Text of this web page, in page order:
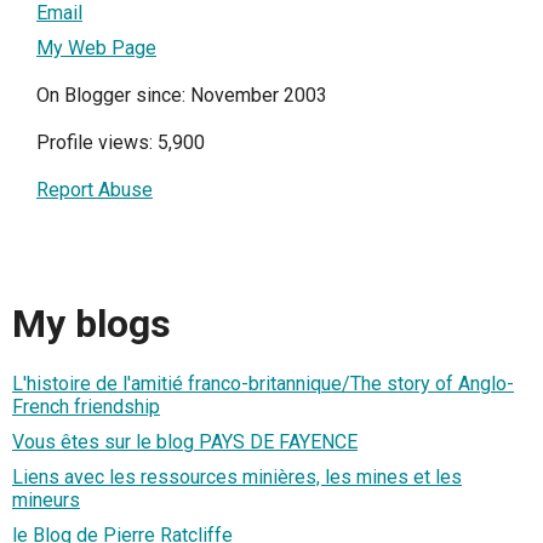
Email
My Web Page
On Blogger since: November 2003
Profile views: 5,900
Report Abuse
My blogs
L'histoire de l'amitié franco-britannique/The story of Anglo-
French friendship
Vous êtes sur le blog PAYS DE FAYENCE
Liens avec les ressources minières, les mines et les
mineurs
le Blog de Pierre Ratcliffe